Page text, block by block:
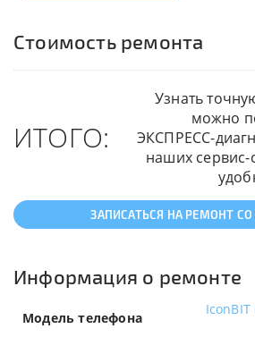
Стоимость ремонта
ИТОГО:
Узнать
можно
ЭКСПРЕСС-
наших
ЗАПИСАТЬСЯ НА РЕМОНТ
Информация о ремонте
Модель телефона